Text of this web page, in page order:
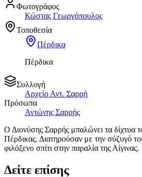
Φωτογράφος
Κώστας Γεωργόπουλος
Τοποθεσία
Πέρδικα
Πέρδικα
Συλλογή
Αρχείο Αντ. Σαρρή
Πρόσωπα
Αντώνης Σαρρής
Ο Διονύσης Σαρρής μπαλώνει τα δίχτυα
Πέρδικας. Διατηρούσαν με την σύζυγό
φιλόξενο σπίτι στην παραλία της Αίγινας.
Δείτε επίσης